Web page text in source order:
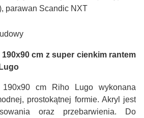
parawan Scandic NXT
cm z super cienkim rantem
190x90 cm Riho Lugo wykonana
prostokątnej formie. Akryl jest
oraz przebarwienia. Do